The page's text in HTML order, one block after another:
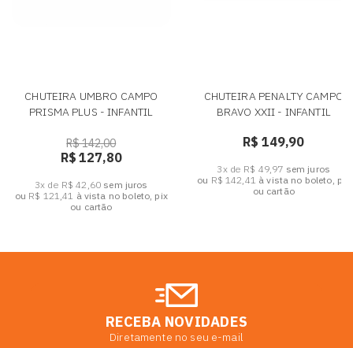
CHUTEIRA UMBRO CAMPO
PRISMA PLUS - INFANTIL
R$ 142,00
R$ 127,80
3x de R$ 42,60 sem juros
ou R$ 121,41 à vista no boleto, pix
ou cartão
CHUTEIRA PENALTY CAMPO
BRAVO XXII - INFANTIL
R$ 149,90
3x de R$ 49,97 sem juros
ou R$ 142,41 à vista no boleto, pix
ou cartão
RECEBA NOVIDADES
Diretamente no seu e-mail